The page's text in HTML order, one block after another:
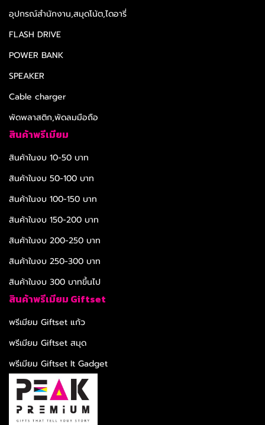
อุปกรณ์สำนักงาน,สมุดโน้ต,ไดอารี่
FLASH DRIVE
POWER BANK
SPEAKER
Cable charger
พัดพลาสติก,พัดลมมือถือ
สินค้าพรีเมียม
สินค้าในงบ 10-50 บาท
สินค้าในงบ 50-100 บาท
สินค้าในงบ 100-150 บาท
สินค้าในงบ 150-200 บาท
สินค้าในงบ 200-250 บาท
สินค้าในงบ 250-300 บาท
สินค้าในงบ 300 บาทขึ้นไป
สินค้าพรีเมียม Giftset
พรีเมียม Giftset แก้ว
พรีเมียม Giftset สมุด
พรีเมียม Giftset It Gadget